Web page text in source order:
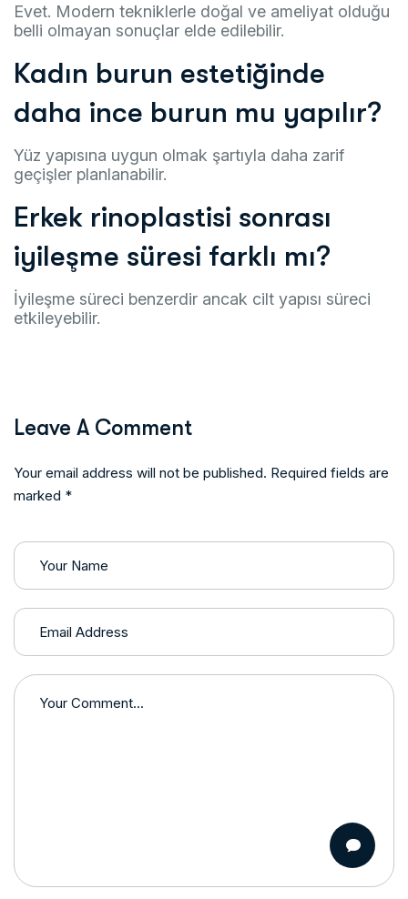
Evet. Modern tekniklerle doğal ve ameliyat olduğu
belli olmayan sonuçlar elde edilebilir.
Kadın burun estetiğinde
daha ince burun mu yapılır?
Yüz yapısına uygun olmak şartıyla daha zarif
geçişler planlanabilir.
Erkek rinoplastisi sonrası
iyileşme süresi farklı mı?
İyileşme süreci benzerdir ancak cilt yapısı süreci
etkileyebilir.
Leave A Comment
Your email address will not be published. Required fields are
marked *